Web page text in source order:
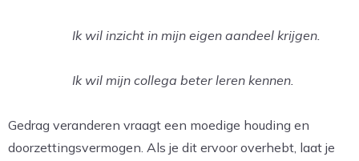
Ik wil inzicht in mijn eigen aandeel krijgen.
Ik wil mijn collega beter leren kennen.
Gedrag veranderen vraagt een moedige houding en
doorzettingsvermogen. Als je dit ervoor overhebt, laat je